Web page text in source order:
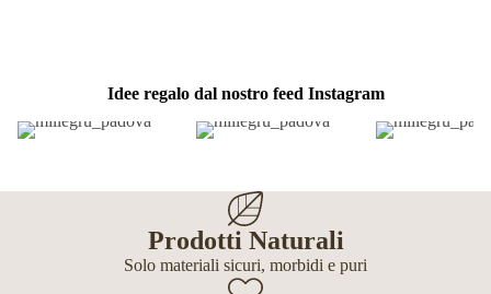
Idee regalo dal nostro feed Instagram
Prodotti Naturali
Solo materiali sicuri, morbidi e puri